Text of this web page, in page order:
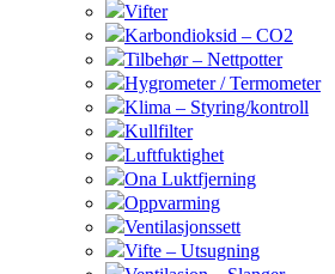
Vifter
Karbondioksid – CO2
Tilbehør – Nettpotter
Hygrometer / Termometer
Klima – Styring/kontroll
Kullfilter
Luftfuktighet
Ona Luktfjerning
Oppvarming
Ventilasjonssett
Vifte – Utsugning